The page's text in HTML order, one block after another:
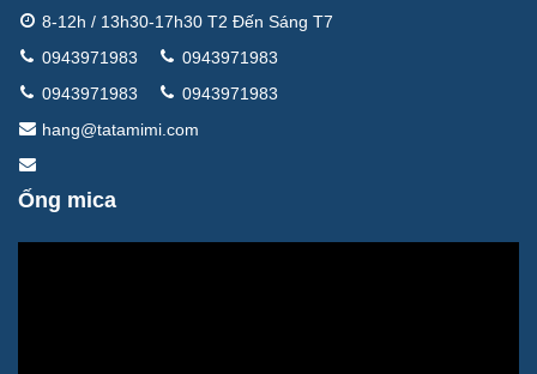
8-12h / 13h30-17h30 T2 Đến Sáng T7
0943971983
0943971983
0943971983
0943971983
hang@tatamimi.com
Ống mica